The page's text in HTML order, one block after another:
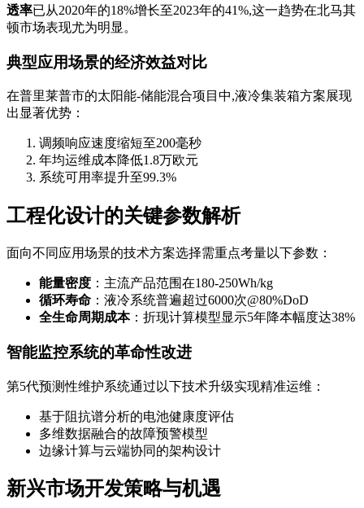
透率已从2020年的18%增长至2023年的41%,这一趋势在北马其
顿市场表现尤为明显。
典型应用场景的经济效益对比
在普里莱普市的太阳能-储能混合项目中,液冷集装箱方案展现
出显著优势：
调频响应速度缩短至200毫秒
年均运维成本降低1.8万欧元
系统可用率提升至99.3%
工程化设计的关键参数解析
面向不同应用场景的技术方案选择需重点考量以下参数：
能量密度 ：主流产品范围在180-250Wh/kg
循环寿命 ：液冷系统普遍超过6000次@80%DoD
全生命周期成本：折现计算模型显示5年降本幅度达38%
智能监控系统的革命性改进
第5代预测性维护系统通过以下技术升级实现精准运维：
基于阻抗谱分析的电池健康度评估
多维数据融合的故障预警模型
边缘计算与云端协同的架构设计
新兴市场开发策略与机遇